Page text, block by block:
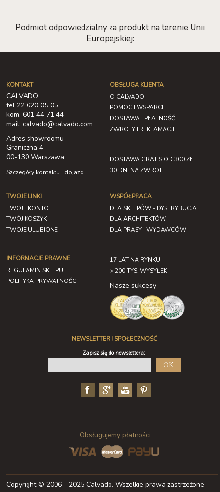
Podmiot odpowiedzialny za produkt na terenie Unii
Europejskiej:
KONTAKT
CALVADO
tel 22 620 05 05
kom. 601 44 71 44
mail: calvado@calvado.com
Adres showroomu
Graniczna 4
00-130 Warszawa
Szczegóły kontaktu i dojazd
OBSŁUGA KLIENTA
O CALVADO
POMOC I WSPARCIE
DOSTAWA I PŁATNOŚĆ
ZWROTY I REKLAMACJE
DOSTAWA GRATIS OD 300 ZŁ
30 DNI NA ZWROT
TWOJE LINKI
TWOJE KONTO
TWÓJ KOSZYK
TWOJE ULUBIONE
INFORMACJE PRAWNE
REGULAMIN SKLEPU
POLITYKA PRYWATNOŚCI
WSPÓŁPRACA
DLA SKLEPÓW - DYSTRYBUCJA
DLA ARCHITEKTÓW
DLA PRASY I WYDAWCÓW
17 LAT NA RYNKU
> 200 TYS. WYSYŁEK
Nasze sukcesy
NEWSLETTER I SPOŁECZNOŚĆ
Zapisz się do newslettera:
OK
Obsługujemy płatności
Copyright © 2006 - 2025 Calvado. Wszelkie prawa zastrzeżone